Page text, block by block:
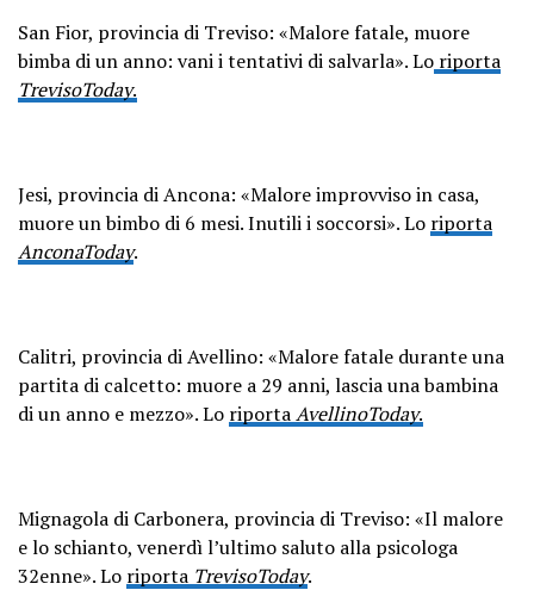
San Fior, provincia di Treviso: «Malore fatale, muore
bimba di un anno: vani i tentativi di salvarla». Lo riporta
TrevisoToday.
Jesi, provincia di Ancona: «Malore improvviso in casa,
muore un bimbo di 6 mesi. Inutili i soccorsi». Lo riporta
AnconaToday.
Calitri, provincia di Avellino: «Malore fatale durante una
partita di calcetto: muore a 29 anni, lascia una bambina
di un anno e mezzo». Lo riportaAvellinoToday.
Mignagola di Carbonera, provincia di Treviso: «Il malore
e lo schianto, venerdì l’ultimo saluto alla psicologa
32enne». Lo riporta TrevisoToday.